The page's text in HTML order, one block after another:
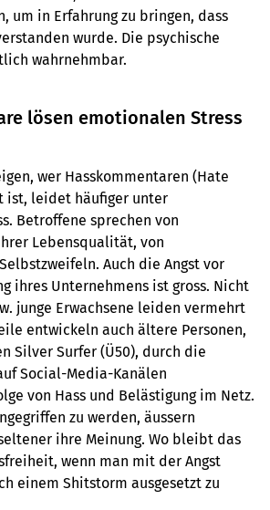
um in Erfahrung zu bringen, dass
wurde. Die psychische
wahrnehmbar.
lösen emotionalen Stress
wer Hasskommentaren (Hate
ist, leidet häufiger unter
Betroffene sprechen von
Lebensqualität, von
Auch die Angst vor
ihres Unternehmens ist gross. Nicht
junge Erwachsene leiden vermehrt
entwickeln auch ältere Personen,
Silver Surfer (Ü50), durch die
Social-Media-Kanälen
von Hass und Belästigung im Netz.
zu werden, äussern
ihre Meinung. Wo bleibt das
wenn man mit der Angst
einem Shitstorm ausgesetzt zu